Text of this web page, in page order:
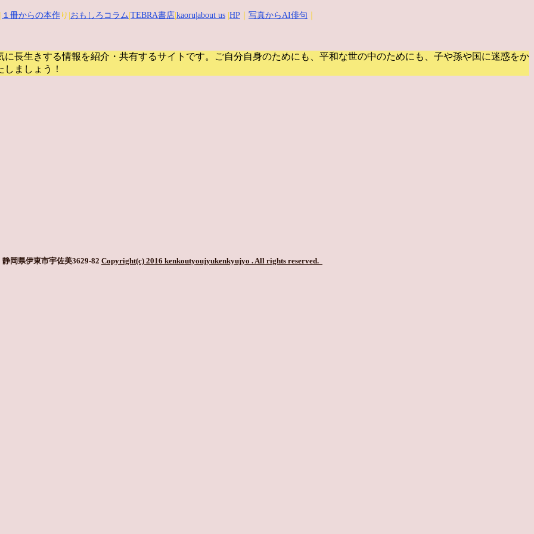
１冊からの本作 り| おもしろコラム TEBRA書店 kaoru |about us HP 写真からAI俳句
長生きする情報を紹介・共有するサイトです。
ご自分自身のためにも、平和な世の中のためにも、子や孫や国に迷惑をか
ましょう！
岡県伊東市宇佐美3629-82 Copyright(c) 2016 kenkoutyoujyukenkyujyo . All rights reserved.